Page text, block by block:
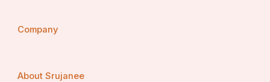
Company
About Srujanee